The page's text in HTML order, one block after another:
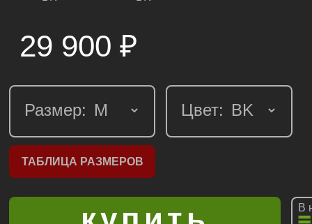
29 900 ₽
Размер: Цвет:
ТАБЛИЦА РАЗМЕРОВ
В